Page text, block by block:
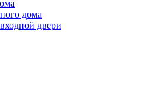
дома
двери